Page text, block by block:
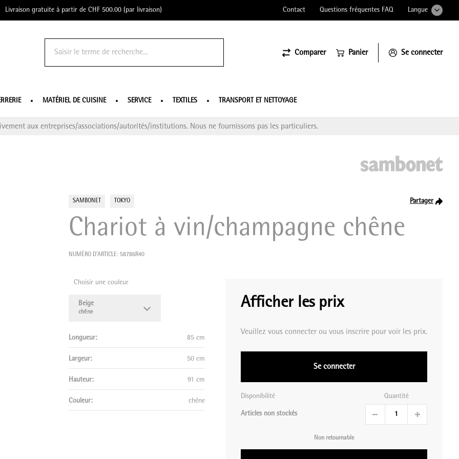
Livraison gratuite à partir de CHF 500.00 (par livraison) Contact Questions fréquentes FAQ Langue
Comparer Panier Se connecter
MATÉRIEL DE CUISINE SERVICE TEXTILES TRANSPORT ET NETTOYAGE
aux entreprises/associations/autorités/institutions. Nous ne fournissons pas les particuliers.
SAMBONET TOKYO Partager
Chariot à vin/champagne chêne
NUMÉRO D'ARTICLE: 58786R40
Choisir une couleur
Beige
chêne
chêne
Longueur: 85 cm
Largeur: 50 cm
Hauteur: 91 cm
Couleur: chêne
Afficher les prix
Veuillez vous connecter ou vous inscrire pour voir les prix.
Se connecter
Disponibilité
Articles non stockés
Quantité
Non retournable